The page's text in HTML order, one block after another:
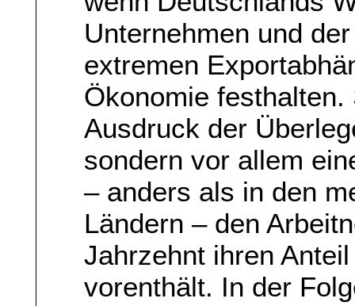
Unternehmen und
extremen
Ökonomie
Ausdruck der
sondern vor allem
– anders als in den
Ländern – den
Jahrzehnt ihren
vorenthält. In der